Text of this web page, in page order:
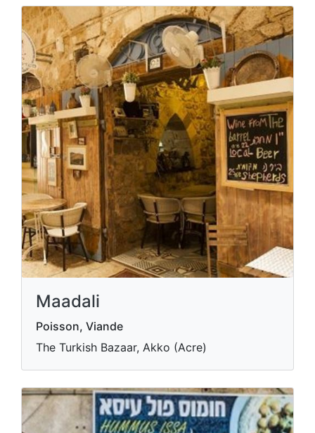
Maadali
Poisson, Viande
The Turkish Bazaar, Akko (Acre)